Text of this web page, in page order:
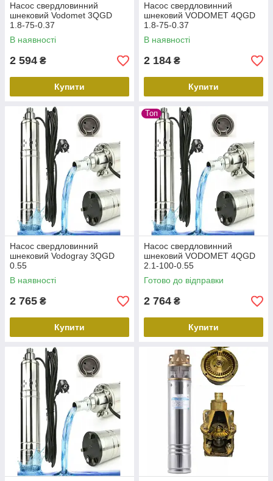
Насос свердловинний
шнековий Vodomet 3QGD
1.8-75-0.37
В наявності
2 594 ₴
Купити
Насос свердловинний
шнековий VODOMET 4QGD
1.8-75-0.37
В наявності
2 184 ₴
Купити
Насос свердловинний
шнековий Vodogray 3QGD
0.55
В наявності
2 765 ₴
Купити
Топ
Насос свердловинний
шнековий VODOMET 4QGD
2.1-100-0.55
Готово до відправки
2 764 ₴
Купити